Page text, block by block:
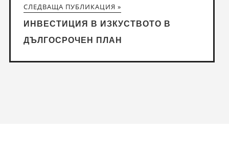
СЛЕДВАЩА ПУБЛИКАЦИЯ »
ИНВЕСТИЦИЯ В ИЗКУСТВОТО В
ДЪЛГОСРОЧЕН ПЛАН